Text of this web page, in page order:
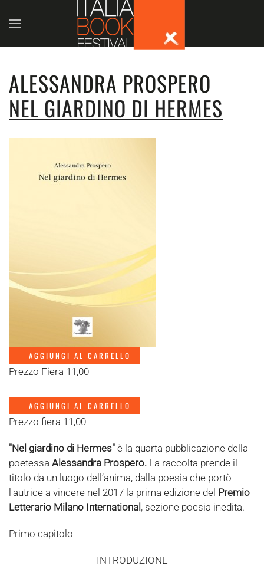
Skip to main content
ALESSANDRA PROSPERO
NEL GIARDINO DI HERMES
AGGIUNGI AL CARRELLO
Prezzo Fiera 11,00
AGGIUNGI AL CARRELLO
Prezzo fiera 11,00
"Nel giardino di Hermes" è la quarta pubblicazione della
poetessa Alessandra Prospero. La raccolta prende il
titolo da un luogo dell’anima, dalla poesia che portò
l'autrice a vincere nel 2017 la prima edizione del Premio
Letterario Milano International , sezione poesia inedita.
Primo capitolo
INTRODUZIONE